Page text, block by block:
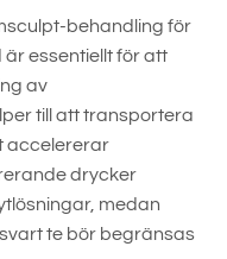
behandling för
essentiellt för att
av
till att transportera
accelererar
drycker
medan
te bör begränsas